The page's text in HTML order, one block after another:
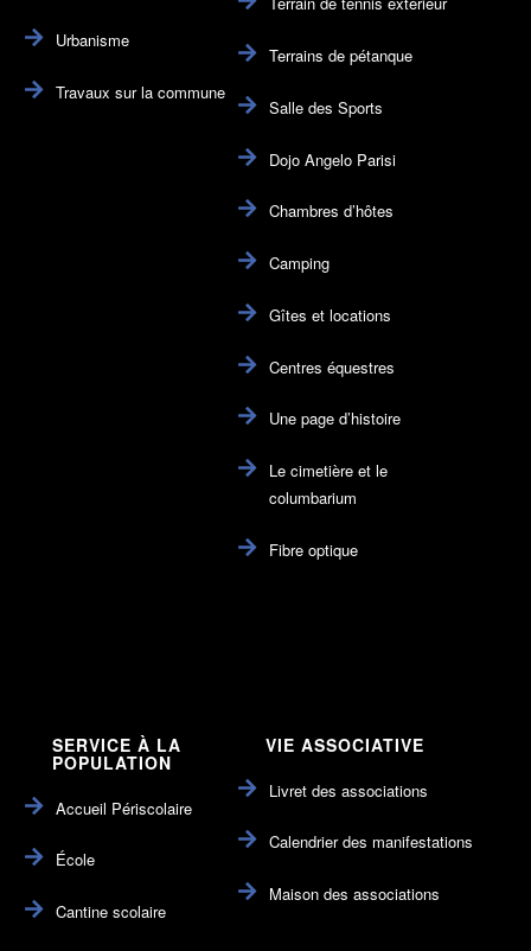
Urbanisme
Travaux sur la commune
Terrains de pétanque
Salle des Sports
Dojo Angelo Parisi
Chambres d’hôtes
Camping
Gîtes et locations
Centres équestres
Une page d’histoire
Le cimetière et le
columbarium
Fibre optique
SERVICE À LA
POPULATION
Accueil Périscolaire
École
Cantine scolaire
VIE ASSOCIATIVE
Livret des associations
Calendrier des manifestations
Maison des associations